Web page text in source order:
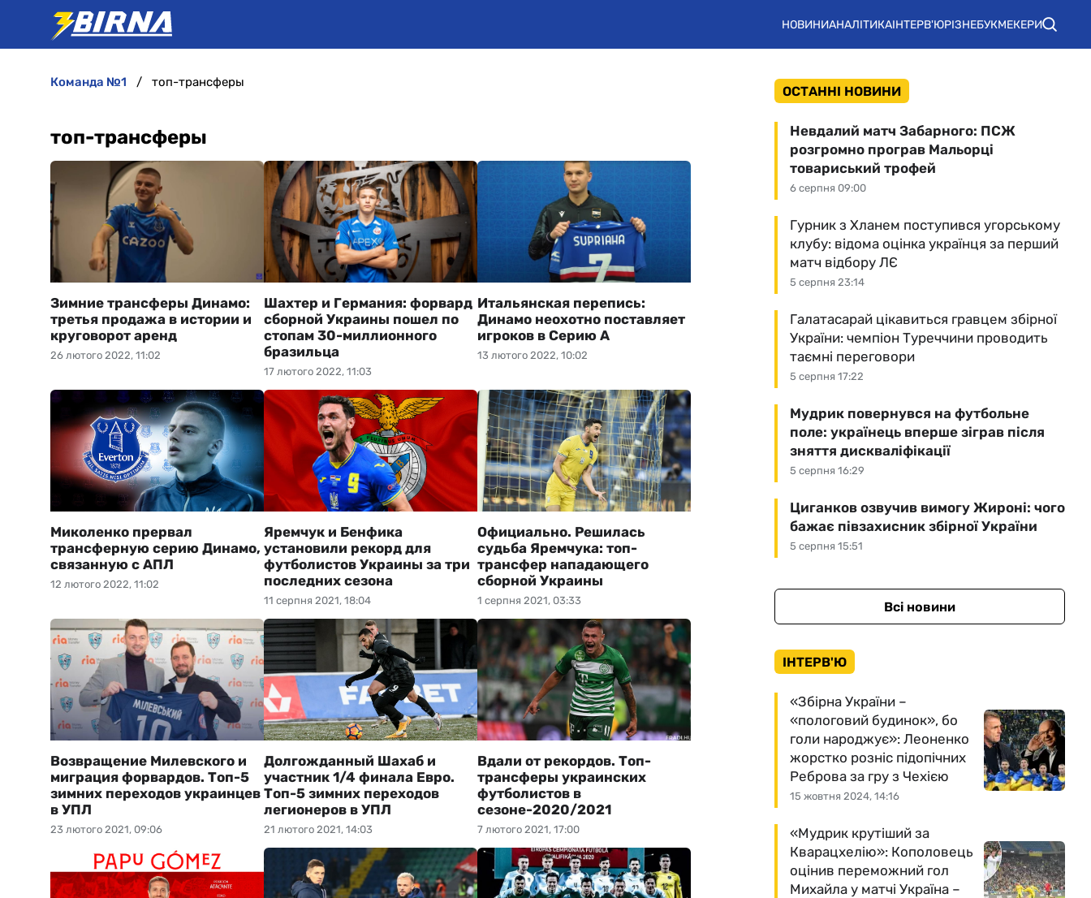
НОВИНИАНАЛІТИКАІНТЕРВ'ЮРІЗНЕБУКМЕКЕРИ
команда №1 топ-трансферы
топ-трансферы
26 лютого 2022, 11:02
Зимние трансферы Динамо:
третья продажа в истории и
круговорот аренд
17 лютого 2022, 11:03
Шахтер и Германия: форвард
сборной Украины пошел по
стопам 30-миллионного
бразильца
13 лютого 2022, 10:02
Итальянская перепись:
Динамо неохотно поставляет
игроков в Серию А
12 лютого 2022, 11:02
Миколенко прервал
трансферную серию Динамо,
связанную с АПЛ
11 серпня 2021, 18:04
Яремчук и Бенфика
установили рекорд для
футболистов Украины за три
последних сезона
1 серпня 2021, 03:33
Официально. Решилась
судьба Яремчука: топ-
трансфер нападающего
сборной Украины
23 лютого 2021, 09:06
Возвращение Милевского и
миграция форвардов. Топ-5
зимних переходов украинцев
в УПЛ
21 лютого 2021, 14:03
Долгожданный Шахаб и
участник 1/4 финала Евро.
Топ-5 зимних переходов
легионеров в УПЛ
7 лютого 2021, 17:00
Вдали от рекордов. Топ-
трансферы украинских
футболистов в
сезоне-2020/2021
ОСТАННІ НОВИНИ
6 серпня 09:00
Невдалий матч Забарного: ПСЖ
розгромно програв Мальорці
товариський трофей
5 серпня 23:14
Гурник з Хланем поступився угорському
клубу: відома оцінка українця за перший
матч відбору ЛЄ
5 серпня 17:22
Галатасарай цікавиться гравцем збірної
України: чемпіон Туреччини проводить
таємні переговори
5 серпня 16:29
Мудрик повернувся на футбольне
поле: українець вперше зіграв після
зняття дискваліфікації
5 серпня 15:51
Циганков озвучив вимогу Жироні: чого
бажає півзахисник збірної України
Всі новини
ІНТЕРВ'Ю
15 жовтня 2024, 14:16
«Збірна України –
«пологовий будинок», бо
голи народжує»: Леоненко
жорстко розніс підопічних
Реброва за гру з Чехією
«Мудрик крутіший за
Кварацхелію»: Кополовець
оцінив переможний гол
Михайла у матчі Україна –